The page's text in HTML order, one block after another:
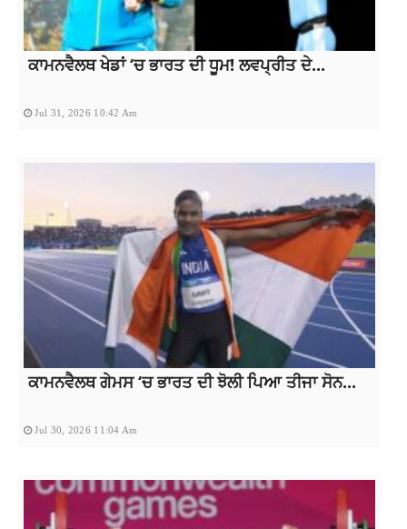
ਕਾਮਨਵੈਲਥ ਖੇਡਾਂ ‘ਚ ਭਾਰਤ ਦੀ ਧੂਮ! ਲਵਪ੍ਰੀਤ ਦੇ...
Jul 31, 2026 10:42 Am
ਕਾਮਨਵੈਲਥ ਗੇਮਸ ‘ਚ ਭਾਰਤ ਦੀ ਝੋਲੀ ਪਿਆ ਤੀਜਾ ਸੋਨ...
Jul 30, 2026 11:04 Am